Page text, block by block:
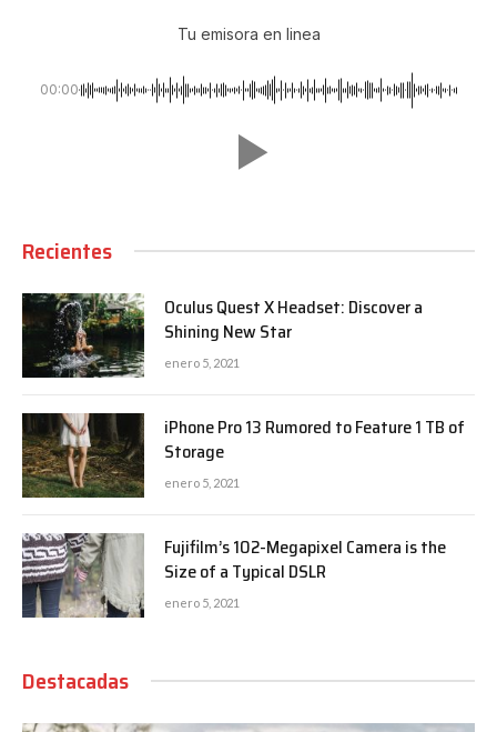
Tu emisora en linea
00:00
Recientes
Oculus Quest X Headset: Discover a
Shining New Star
enero 5, 2021
iPhone Pro 13 Rumored to Feature 1 TB of
Storage
enero 5, 2021
Fujifilm’s 102-Megapixel Camera is the
Size of a Typical DSLR
enero 5, 2021
Destacadas